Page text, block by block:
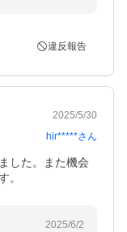
違反報告
2025/5/30
hir*****さん
した。また機会
。
2025/6/2